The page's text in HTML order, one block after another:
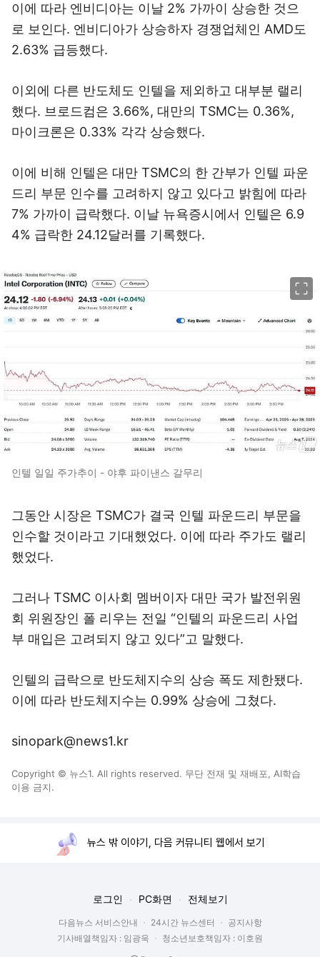
이에 따라 엔비디아는 이날 2% 가까이 상승한 것으
로 보인다. 엔비디아가 상승하자 경쟁업체인 AMD도
2.63% 급등했다.
이외에 다른 반도체도 인텔을 제외하고 대부분 랠리
했다. 브로드컴은 3.66%, 대만의 TSMC는 0.36%,
마이크론은 0.33% 각각 상승했다.
이에 비해 인텔은 대만 TSMC의 한 간부가 인텔 파운
드리 부문 인수를 고려하지 않고 있다고 밝힘에 따라
7% 가까이 급락했다. 이날 뉴욕증시에서 인텔은 6.9
4% 급락한 24.12달러를 기록했다.
인텔 일일 주가추이 - 야후 파이낸스 갈무리
그동안 시장은 TSMC가 결국 인텔 파운드리 부문을
인수할 것이라고 기대했었다. 이에 따라 주가도 랠리
했었다.
그러나 TSMC 이사회 멤버이자 대만 국가 발전위원
회 위원장인 폴 리우는 전일 “인텔의 파운드리 사업
부 매입은 고려되지 않고 있다”고 말했다.
인텔의 급락으로 반도체지수의 상승 폭도 제한됐다.
이에 따라 반도체지수는 0.99% 상승에 그쳤다.
sinopark@news1.kr
Copyright © 뉴스1. All rights reserved. 무단 전재 및 재배포, AI학습
이용 금지.
뉴스 밖 이야기, 다음 커뮤니티 웹에서 보기
로그인 PC화면 전체보기
다음뉴스 서비스안내 24시간 뉴스센터
공지사항
기사배열책임자 : 임광욱
청소년보호책임자 : 이호원